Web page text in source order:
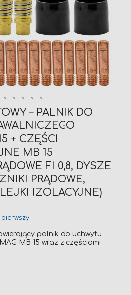
– PALNIK DO
+ CZĘŚCI
MB 15
FI 0,8, DYSZE
PRĄDOWE,
IZOLACYJNE)
palnik do uchwytu
MB 15 wraz z częściami